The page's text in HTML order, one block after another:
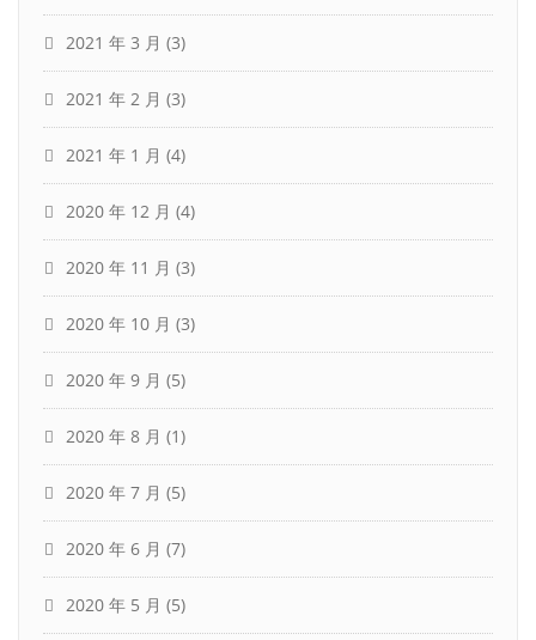
2021 年 3 月 (3)
2021 年 2 月 (3)
2021 年 1 月 (4)
2020 年 12 月 (4)
2020 年 11 月 (3)
2020 年 10 月 (3)
2020 年 9 月 (5)
2020 年 8 月 (1)
2020 年 7 月 (5)
2020 年 6 月 (7)
2020 年 5 月 (5)